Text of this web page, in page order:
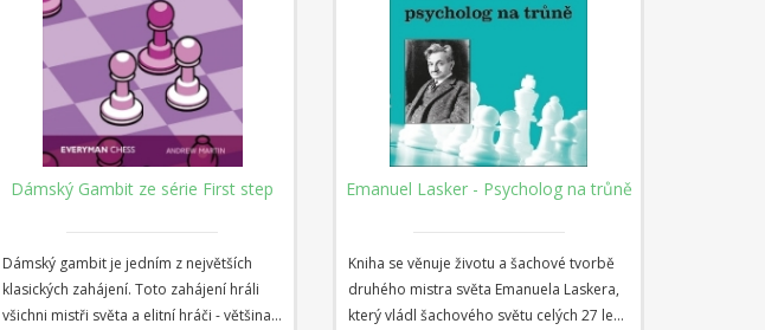
Dámský Gambit ze série First step
Dámský gambit je jedním z největších
klasických zahájení. Toto zahájení hráli
všichni mistři světa a elitní hráči - většina z
Emanuel Lasker - Psycholog na trůně
Kniha se věnuje životu a šachové tvorbě
druhého mistra světa Emanuela Laskera,
který vládl šachového světu celých 27 let,